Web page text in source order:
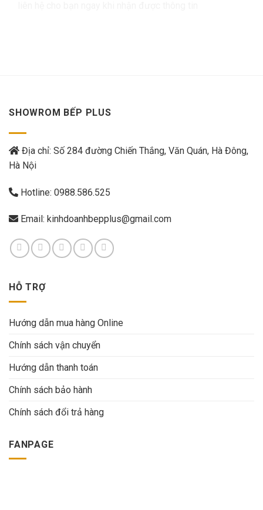
SHOWROM BẾP PLUS
Địa chỉ: Số 284 đường Chiến Thắng, Văn Quán, Hà Đông,
Hà Nội
Hotline: 0988.586.525
Email: kinhdoanhbepplus@gmail.com
HỖ TRỢ
Hướng dẫn mua hàng Online
Chính sách vận chuyển
Hướng dẫn thanh toán
Chính sách bảo hành
Chính sách đổi trả hàng
FANPAGE